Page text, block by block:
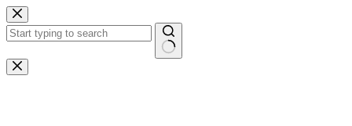
Zum
Inhalt
springen
Keine
Ergebnisse